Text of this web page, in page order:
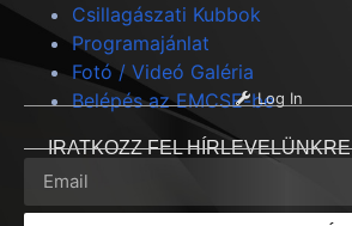
Csillagászati Kubbok
Programajánlat
Fotó / Videó Galéria
Belépés az EMCSE-beLog In
IRATKOZZ FEL HÍRLEVELÜNKRE